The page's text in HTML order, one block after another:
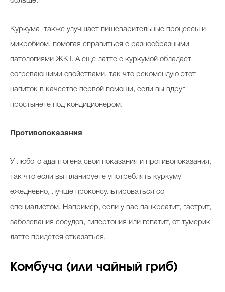
Куркума также улучшает пищеварительные процессы и
микробиом, помогая справиться с разнообразными
патологиями ЖКТ. А еще латте с куркумой обладает
согревающими свойствами, так что рекомендую этот
напиток в качестве первой помощи, если вы вдруг
простынете под кондиционером.
Противопоказания
У любого адаптогена свои показания и противопоказания,
так что если вы планируете употреблять куркуму
ежедневно, лучше проконсультироваться со
специалистом. Например, если у вас панкреатит, гастрит,
заболевания сосудов, гипертония или гепатит, от тумерик
латте придется отказаться.
Комбуча (или чайный гриб)